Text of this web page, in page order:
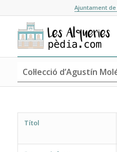
Ajuntament
Col·lecció d’Agustín
Títol